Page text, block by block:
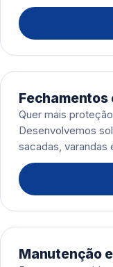
Fechamentos
Quer mais
Desenvolvemos
sacadas, varandas
Manutenção